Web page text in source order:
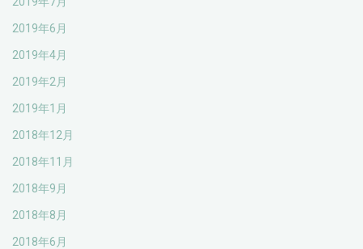
2019年6月
2019年4月
2019年2月
2019年1月
2018年12月
2018年11月
2018年9月
2018年8月
2018年6月